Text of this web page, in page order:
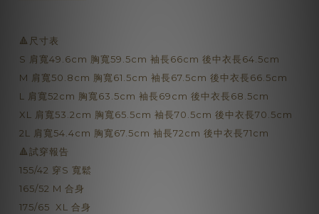
🔺尺寸表
S 肩寬49.6cm 胸寬59.5cm 袖長66cm 後中衣長64.5cm
M 肩寬50.8cm 胸寬61.5cm 袖長67.5cm 後中衣長66.5cm
L 肩寬52cm 胸寬63.5cm 袖長69cm 後中衣長68.5cm
XL 肩寬53.2cm 胸寬65.5cm 袖長70.5cm 後中衣長70.5cm
2L 肩寬54.4cm 胸寬67.5cm 袖長72cm 後中衣長71cm
🔺試穿報告
155/42 穿S 寬鬆
165/52 M 合身
175/65 XL 合身